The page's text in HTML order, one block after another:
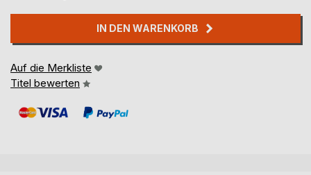
IN DEN WARENKORB
Auf die Merkliste
Titel bewerten